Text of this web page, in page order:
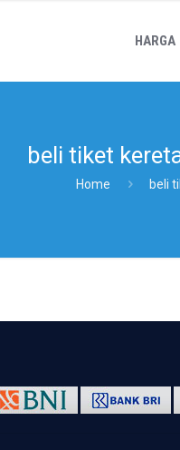
HARGA
beli tiket
Home beli